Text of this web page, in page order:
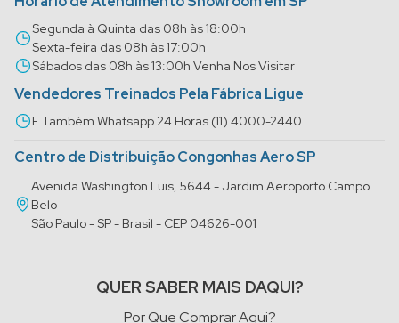
Segunda à Quinta das 08h às 18:00h
Sexta-feira das 08h às 17:00h
Sábados das 08h às 13:00h Venha Nos Visitar
Vendedores Treinados Pela Fábrica Ligue
E Também Whatsapp 24 Horas (11) 4000-2440
Centro de Distribuição Congonhas Aero SP
Avenida Washington Luis, 5644 - Jardim Aeroporto Campo
Belo
São Paulo - SP - Brasil - CEP 04626-001
QUER SABER MAIS DAQUI?
Por Que Comprar Aqui?